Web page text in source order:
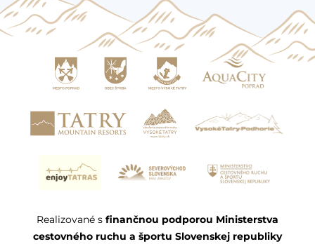
Realizované s finančnou podporou Ministerstva
cestovného ruchu a športu Slovenskej republiky